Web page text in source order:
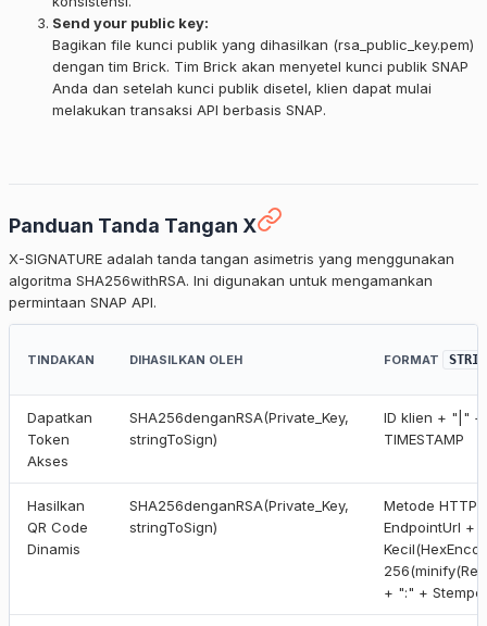
Send your public key:
Bagikan file kunci publik yang dihasilkan (rsa_public_key.pem)
dengan tim Brick. Tim Brick akan menyetel kunci publik SNAP
Anda dan setelah kunci publik disetel, klien dapat mulai
melakukan transaksi API berbasis SNAP.
Panduan Tanda Tangan X
X-SIGNATURE adalah tanda tangan asimetris yang menggunakan
algoritma SHA256withRSA. Ini digunakan untuk mengamankan
permintaan SNAP API.
TINDAKAN DIHASILKAN OLEH FORMAT
Dapatkan
Token
Akses
SHA256denganRSA(Private_Key,
stringToSign)
ID klien + "|" +
TIMESTAMP
Hasilkan
QR Code
Dinamis
SHA256denganRSA(Private_Key,
stringToSign)
Metode HTTP
EndpointUrl +
+ ":" +